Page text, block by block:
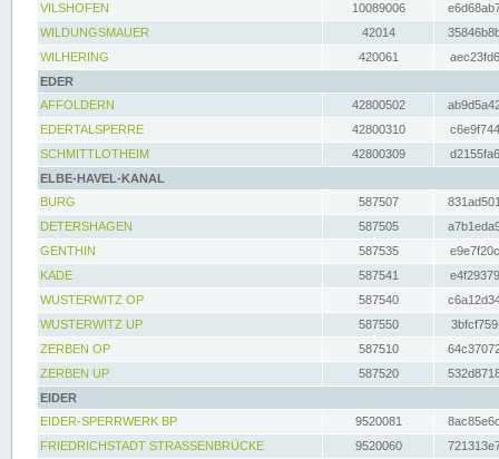
VILSHOFEN
10089006
WILDUNGSMAUER
42014
WILHERING
420061
EDER
AFFOLDERN
42800502
EDERTALSPERRE
42800310
SCHMITTLOTHEIM
42800309
ELBE-HAVEL-KANAL
BURG
587507
DETERSHAGEN
587505
GENTHIN
587535
KADE
587541
WUSTERWITZ OP
587540
WUSTERWITZ UP
587550
ZERBEN OP
587510
ZERBEN UP
587520
EIDER
EIDER-SPERRWERK BP
9520081
FRIEDRICHSTADT STRASSENBRÜCKE
9520060